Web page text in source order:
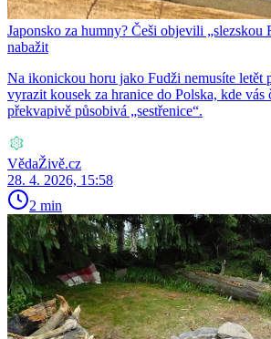
Japonsko za humny? Češi objevili „slezskou
nabažit
Na ikonickou horu jako Fudži nemusíte letět
vyrazit kousek za hranice do Polska, kde vás
překvapivě působivá „sestřenice“.
VědaŽivě.cz
28. 4. 2026, 15:58
2 min